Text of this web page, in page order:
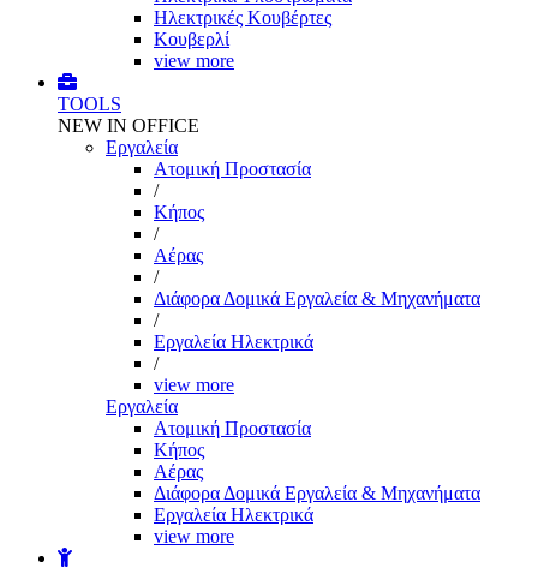
Ηλεκτρικές Κουβέρτες
Κουβερλί
view more
TOOLS
NEW IN OFFICE
Εργαλεία
Aτομική Προστασία
/
Kήπος
/
Αέρας
/
Διάφορα Δομικά Εργαλεία & Μηχανήματα
/
Εργαλεία Ηλεκτρικά
/
view more
Εργαλεία
Aτομική Προστασία
Kήπος
Αέρας
Διάφορα Δομικά Εργαλεία & Μηχανήματα
Εργαλεία Ηλεκτρικά
view more